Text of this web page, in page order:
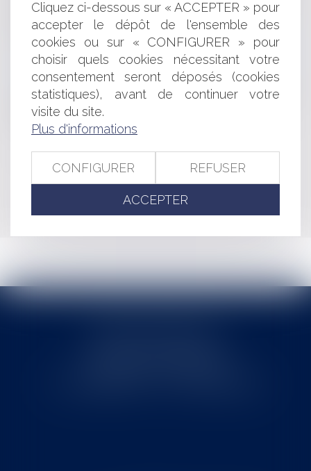
LA CEDH DÉBOUTE LES REQUÉRANTES
IRRÉGULARITÉ DE LA CONSTRUCTION INITIALE ET
DEMANDE DE PERMIS DE CONSTRUIRE
REVALORISATION DES RETRAITES
COMPLÉMENTAIRES DES SALARIÉS DU PRIVÉ ET DES
CADRES
NOUVEAUTÉS POUR LE « TITRE EMPLOI SIMPLIFIÉ
AGRICOLE » (TESA)
RETRAIT D'UNE AUTORISATION D'URBANISME
... 257 258 259 261 262
>>
Cliquez ci-dessous sur « ACCEPTER » pour
accepter le dépôt de l'ensemble des
cookies ou sur « CONFIGURER » pour
choisir quels cookies nécessitant votre
consentement seront déposés (cookies
statistiques), avant de continuer votre
visite du site.
Plus d'informations
CONFIGURER REFUSER
ACCEPTER